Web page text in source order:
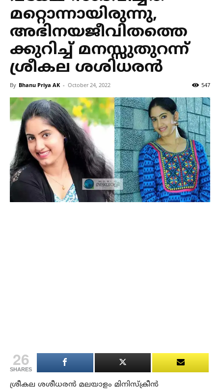
മറ്റൊന്നായിരുന്നു,
അഭിനയജീവിതത്തെ
ക്കുറിച്ച് മനസ്സുതുറന്ന്
ശ്രീകല ശശിധരന്‍
By Bhanu Priya AK - October 24, 2022 547
26
SHARES
ശ്രീകല ശശീധരന്‍ മലയാളം മിനിസ്‌ക്രീന്‍